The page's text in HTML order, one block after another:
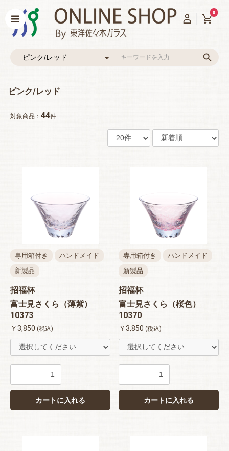
0
ピンク/レッド
対象商品： 44件
専用箱付き
ハンドメイド
新製品
招福杯
富士見さくら（薄紫）
10373
￥3,850 (税込)
カートに入れる
専用箱付き
ハンドメイド
新製品
招福杯
富士見さくら（桜色）
10370
￥3,850 (税込)
カートに入れる